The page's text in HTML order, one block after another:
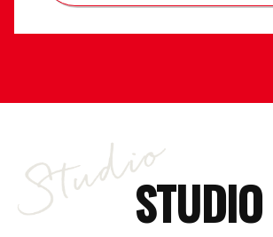
STUDIO